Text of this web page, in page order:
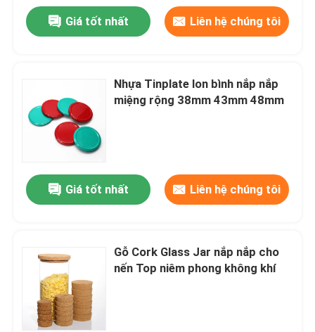
Giá tốt nhất Liên hệ chúng tôi
Nhựa Tinplate lon bình nắp nắp
miệng rộng 38mm 43mm 48mm
Giá tốt nhất Liên hệ chúng tôi
Gỗ Cork Glass Jar nắp nắp cho
nến Top niêm phong không khí